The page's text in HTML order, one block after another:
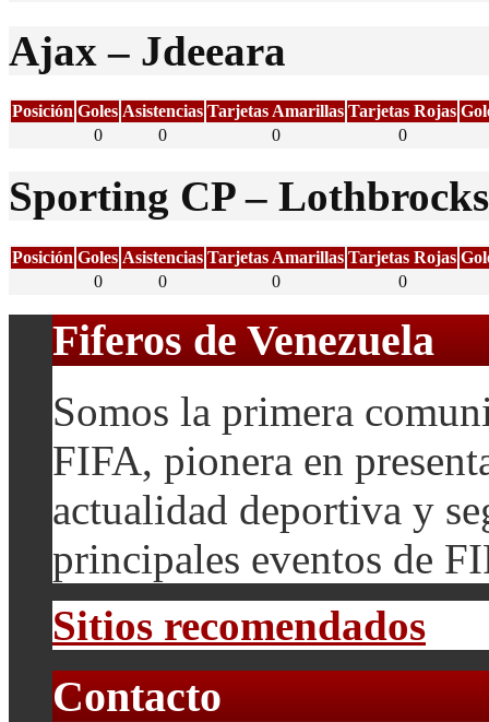
Ajax – Jdeeara
Posición Goles Asistencias Tarjetas Amarillas Tarjetas Rojas
0
0 0 0
Sporting CP –
Posición Goles Asistencias Tarjetas Amarillas Tarjetas Rojas
0
0 0 0
Fiferos de Venezuela
Somos la primera
FIFA, pionera en
actualidad deportiva y
principales eventos de
Sitios recomendados
Contacto